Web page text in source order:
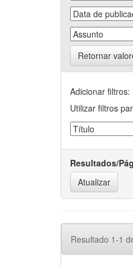
Retornar
Adicionar filtros:
Utilizar filtros
Resultados/
Resultado 1-1